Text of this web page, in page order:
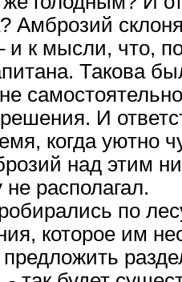
Амброзий
и к мысли, что,
Такова
И
когда уютно
над этим
располагал.
по
которое им